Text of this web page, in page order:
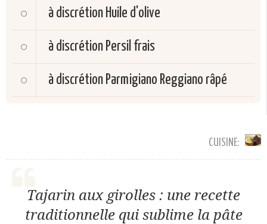
à discrétion Huile d'olive
à discrétion Persil frais
à discrétion Parmigiano Reggiano râpé
CUISINE:
Tajarin aux girolles : une recette
traditionnelle qui sublime la pâte